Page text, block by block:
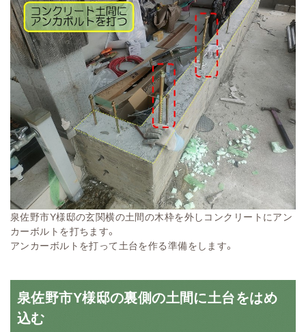
泉佐野市Y様邸の玄関横の土間の木枠を外しコンクリートにアン
カーボルトを打ちます。
アンカーボルトを打って土台を作る準備をします。
泉佐野市Y様邸の裏側の土間に土台をはめ
込む